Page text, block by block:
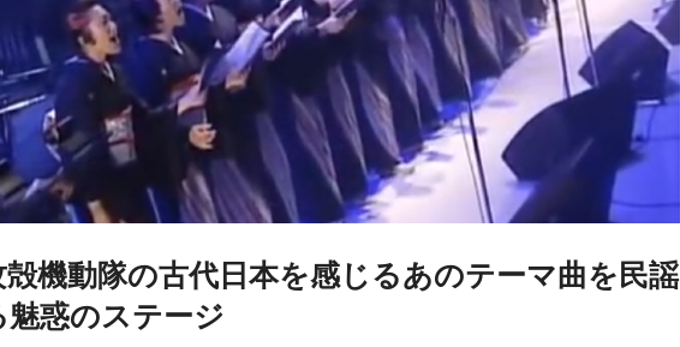
機動隊の古代日本を感じるあのテーマ曲を民謡
惑のステージ